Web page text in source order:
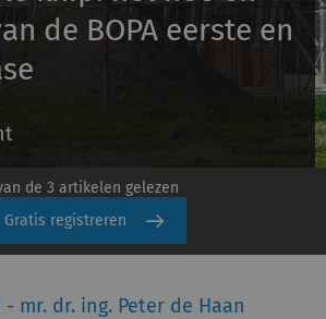
de BOPA eerste en
de 3 artikelen gelezen
Gratis registreren
mr. dr. ing. Peter de Haan